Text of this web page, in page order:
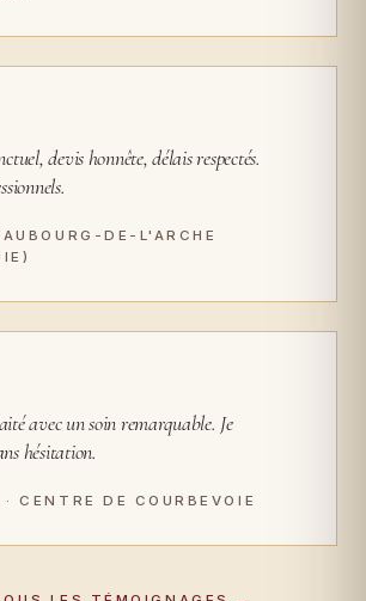
devis honnête, délais respectés.
DE-L'ARCHE
avec un soin remarquable. Je
hésitation.
CENTRE DE COURBEVOIE